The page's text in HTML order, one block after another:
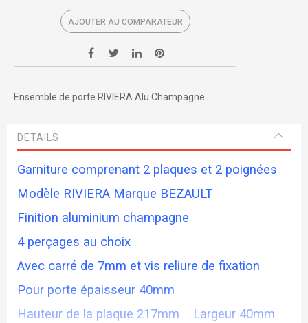
AJOUTER AU COMPARATEUR
Ensemble de porte RIVIERA Alu Champagne
DETAILS
Garniture comprenant 2 plaques et 2 poignées
Modèle RIVIERA Marque BEZAULT
Finition aluminium champagne
4 perçages au choix
Avec carré de 7mm et vis reliure de fixation
Pour porte épaisseur 40mm
Hauteur de la plaque 217mm Largeur 40mm